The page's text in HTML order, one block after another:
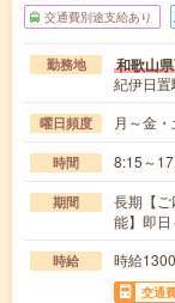
交通費別途支給あり
勤務地 和歌山
紀伊日
曜日頻度 月～金
時間 8:15～
期間
長期【
能】即日
時給 時給
交通